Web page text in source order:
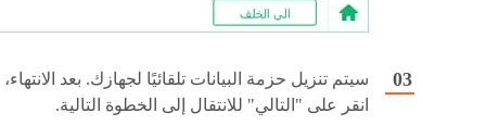
سيتم تنزيل حزمة البيانات تلقائيًا لجهازك. بعد الانتهاء،
انقر على "التالي" للانتقال إلى الخطوة التالية.